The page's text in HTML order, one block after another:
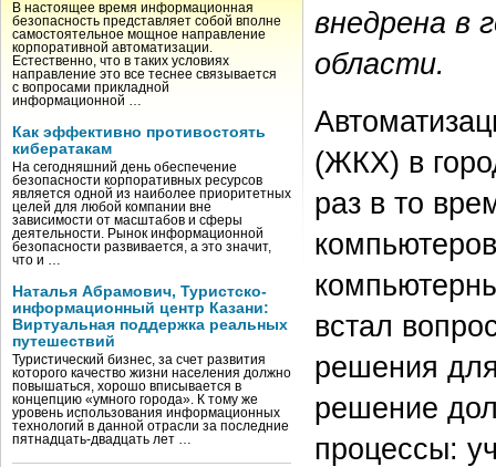
В настоящее время информационная
безопасность представляет собой вполне
самостоятельное мощное направление
корпоративной автоматизации.
Естественно, что в таких условиях
направление это все теснее связывается
с вопросами прикладной
информационной …
Как эффективно противостоять
кибератакам
На сегодняшний день обеспечение
безопасности корпоративных ресурсов
является одной из наиболее приоритетных
целей для любой компании вне
зависимости от масштабов и сферы
деятельности. Рынок информационной
безопасности развивается, а это значит,
что и …
Наталья Абрамович, Туристско-
информационный центр Казани:
Виртуальная поддержка реальных
путешествий
Туристический бизнес, за счет развития
которого качество жизни населения должно
повышаться, хорошо вписывается в
концепцию «умного города». К тому же
уровень использования информационных
технологий в данной отрасли за последние
пятнадцать-двадцать лет …
внедрена в
области.
(ЖКХ) в
раз в то
встал
решения
решение
процессы: